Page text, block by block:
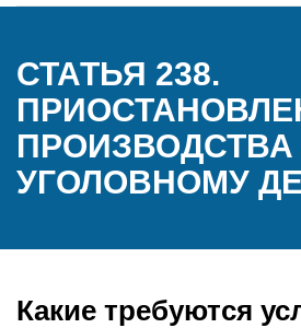
СТАТЬЯ 238.
ПРОИЗВОДСТВА
УГОЛОВНОМУ
Какие требуются